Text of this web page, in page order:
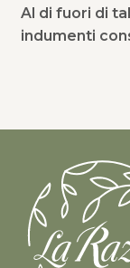
Al di fuori di
indumenti